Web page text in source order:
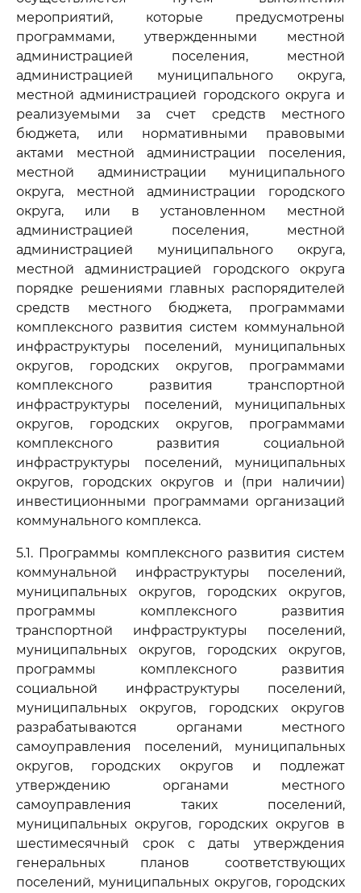
мероприятий, которые предусмотрены
программами, утвержденными местной
администрацией поселения, местной
администрацией муниципального округа,
местной администрацией городского округа и
реализуемыми за счет средств местного
бюджета, или нормативными правовыми
актами местной администрации поселения,
местной администрации муниципального
округа, местной администрации городского
округа, или в установленном местной
администрацией поселения, местной
администрацией муниципального округа,
местной администрацией городского округа
порядке решениями главных распорядителей
средств местного бюджета, программами
комплексного развития систем коммунальной
инфраструктуры поселений, муниципальных
округов, городских округов, программами
комплексного развития транспортной
инфраструктуры поселений, муниципальных
округов, городских округов, программами
комплексного развития социальной
инфраструктуры поселений, муниципальных
округов, городских округов и (при наличии)
инвестиционными программами организаций
коммунального комплекса.
5.1. Программы комплексного развития систем
коммунальной инфраструктуры поселений,
муниципальных округов, городских округов,
программы комплексного развития
транспортной инфраструктуры поселений,
муниципальных округов, городских округов,
программы комплексного развития
социальной инфраструктуры поселений,
муниципальных округов, городских округов
разрабатываются органами местного
самоуправления поселений, муниципальных
округов, городских округов и подлежат
утверждению органами местного
самоуправления таких поселений,
муниципальных округов, городских округов в
шестимесячный срок с даты утверждения
генеральных планов соответствующих
поселений, муниципальных округов, городских